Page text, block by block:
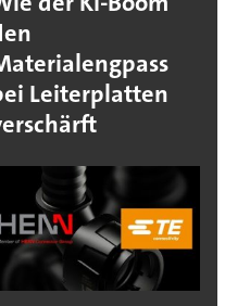
Leiterplatten